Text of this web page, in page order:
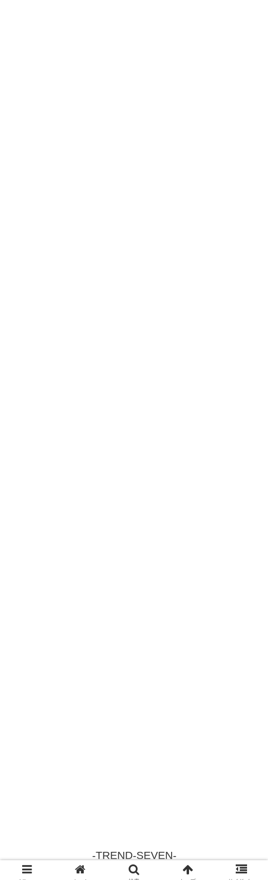
-TREND-SEVEN-
© 2018 -TREND-SEVEN-.